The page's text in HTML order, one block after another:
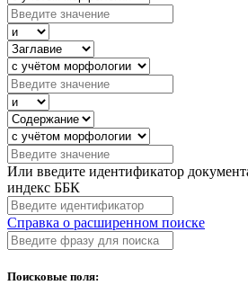
Или введите идентификатор
индекс ББК
Справка о расширенном поиске
Поисковые поля: